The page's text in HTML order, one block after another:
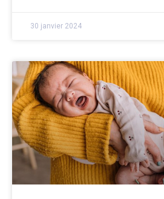
30 janvier 2024